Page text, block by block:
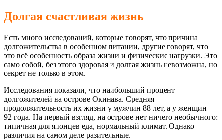
Долгая счастливая жизнь
Есть много исследований, которые говорят, что причина
долгожительства в особенном питании, другие говорят, что
это всё особенность образа жизни и физические нагрузки. Это
само собой, без этого здоровая и долгая жизнь невозможна, но
секрет не только в этом.
Исследования показали, что наибольший процент
долгожителей на острове Окинава. Средняя
продолжительность их жизни у мужчин 88 лет, а у женщин —
92 года. На первый взгляд, на острове нет ничего необычного:
типичная для японцев еда, нормальный климат. Однако
различия на самом деле разительные.